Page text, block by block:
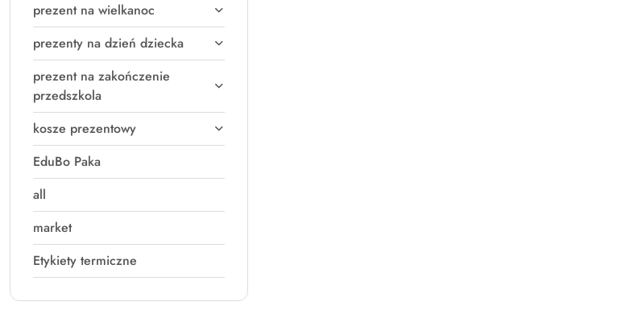
prezent na wielkanoc
prezenty na dzień dziecka
prezent na zakończenie
przedszkola
kosze prezentowy
EduBo Paka
all
market
Etykiety termiczne